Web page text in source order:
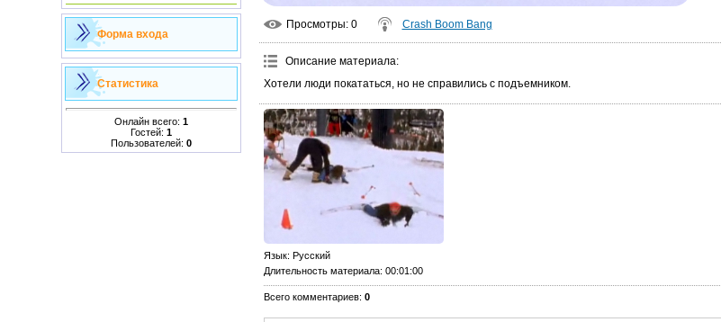
Форма входа
Статистика
Онлайн всего: 1
Гостей: 1
Пользователей: 0
Просмотры: 0 Crash Boom Bang
Описание материала:
Хотели люди покататься, но не справились с подъемником.
Язык: Русский
Длительность материала: 00:01:00
Всего комментариев: 0